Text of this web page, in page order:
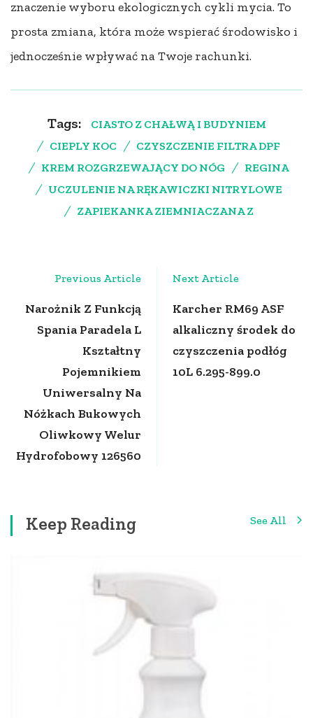
znaczenie wyboru ekologicznych cykli mycia. To
prosta zmiana, która może wspierać środowisko i
jednocześnie wpływać na Twoje rachunki.
Tags:
CIASTO Z CHAŁWĄ I BUDYNIEM
CIEPLY KOC
CZYSZCZENIE FILTRA DPF
KREM ROZGRZEWAJĄCY DO NÓG
REGINA
UCZULENIE NA RĘKAWICZKI NITRYLOWE
ZAPIEKANKA ZIEMNIACZANA Z
Previous Article
Narożnik Z Funkcją
Spania Paradela L
Kształtny
Pojemnikiem
Uniwersalny Na
Nóżkach Bukowych
Oliwkowy Welur
Hydrofobowy 126560
Next Article
Karcher RM69 ASF
alkaliczny środek do
czyszczenia podłóg
10L 6.295-899.0
Keep Reading See All